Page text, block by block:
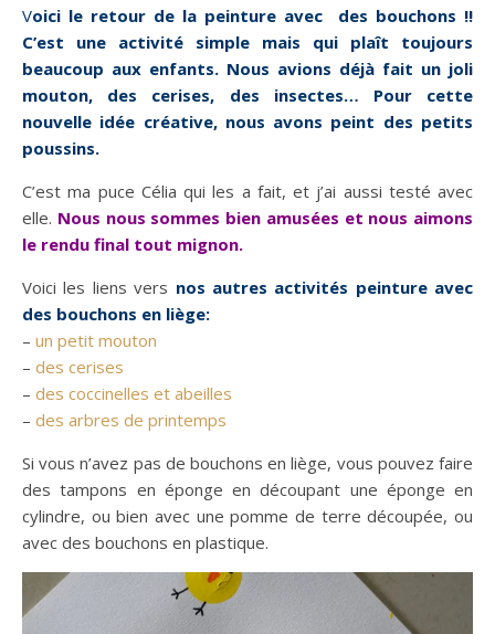
Voici le retour de la peinture avec des bouchons !!
C’est une activité simple mais qui plaît toujours
beaucoup aux enfants. Nous avions déjà fait un joli
mouton, des cerises, des insectes… Pour cette
nouvelle idée créative, nous avons peint des petits
poussins.
C’est ma puce Célia qui les a fait, et j’ai aussi testé avec
elle. Nous nous sommes bien amusées et nous aimons
le rendu final tout mignon.
Voici les liens vers nos autres activités peinture avec
des bouchons en liège:
– un petit mouton
– des cerises
– des coccinelles et abeilles
– des arbres de printemps
Si vous n’avez pas de bouchons en liège, vous pouvez faire
des tampons en éponge en découpant une éponge en
cylindre, ou bien avec une pomme de terre découpée, ou
avec des bouchons en plastique.